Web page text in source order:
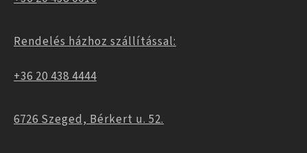
Rendelés házhoz szállítással:
+36 20 438 4444
6726 Szeged, Bérkert u. 52.